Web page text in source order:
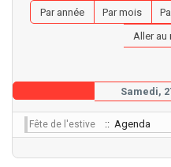
Par année Par mois
Aller au
Samedi,
Fête de l'estive :: Agenda